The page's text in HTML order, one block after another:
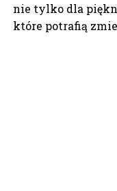
nie tylko dla
które potrafią